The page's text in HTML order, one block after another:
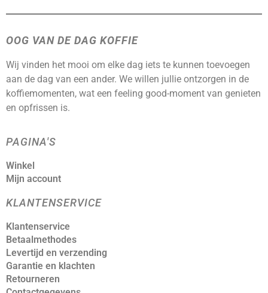
OOG VAN DE DAG KOFFIE
Wij vinden het mooi om elke dag iets te kunnen toevoegen
aan de dag van een ander. We willen jullie ontzorgen in de
koffiemomenten, wat een feeling good-moment van genieten
en opfrissen is.
PAGINA'S
Winkel
Mijn account
KLANTENSERVICE
Klantenservice
Betaalmethodes
Levertijd en verzending
Garantie en klachten
Retourneren